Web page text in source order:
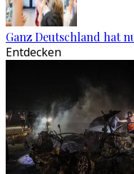
Ganz Deutschland hat
Entdecken